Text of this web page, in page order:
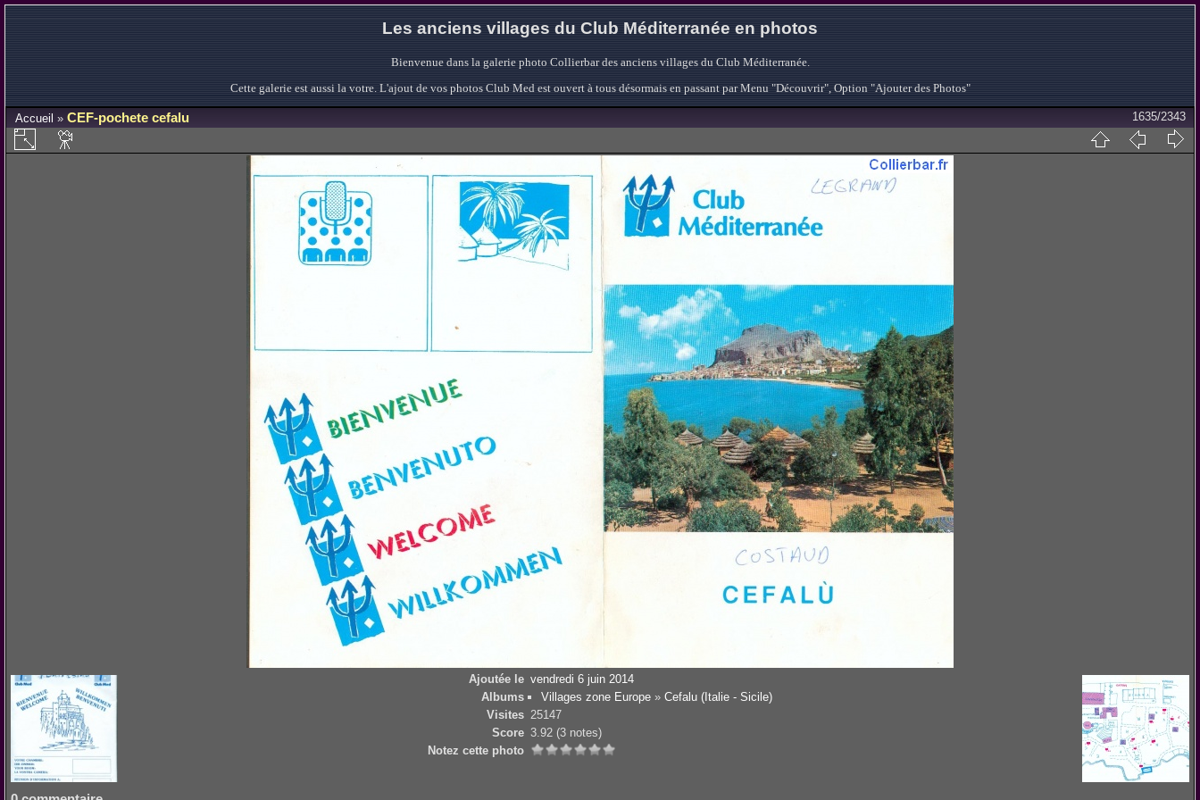
Les anciens villages du Club Méditerranée en photos
Bienvenue dans la galerie photo Collierbar des anciens villages du Club Méditerranée.
Cette galerie est aussi la votre. L'ajout de vos photos Club Med est ouvert à tous désormais en passant par Menu "Découvrir", Option "Ajouter des Photos"
Accueil » CEF-pochete cefalu 1635/2343
Ajoutée le vendredi 6 juin 2014
Albums
Villages zone Europe »Cefalu (Italie - Sicile)
Visites 25147
Score 3.92 (3 notes)
Notez cette photo